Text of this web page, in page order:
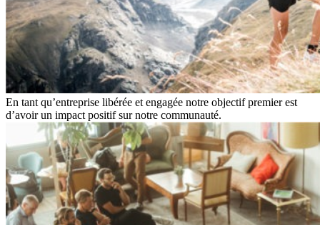
En tant qu’entreprise libérée et engagée notre objectif premier est
d’avoir un impact positif sur notre communauté.